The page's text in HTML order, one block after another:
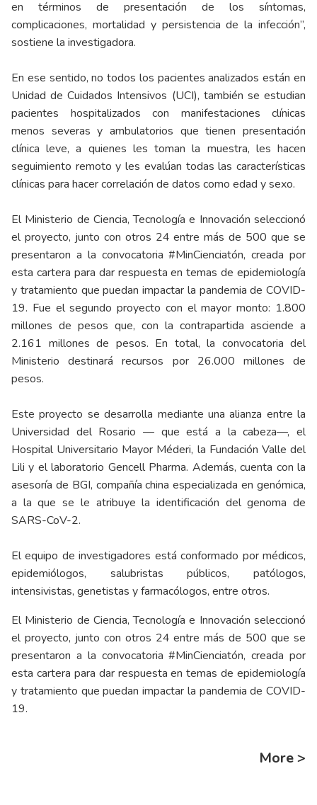
en términos de presentación de los síntomas,
complicaciones, mortalidad y persistencia de la infección”,
sostiene la investigadora.
En ese sentido, no todos los pacientes analizados están en
Unidad de Cuidados Intensivos (UCI), también se estudian
pacientes hospitalizados con manifestaciones clínicas
menos severas y ambulatorios que tienen presentación
clínica leve, a quienes les toman la muestra, les hacen
seguimiento remoto y les evalúan todas las características
clínicas para hacer correlación de datos como edad y sexo.
El Ministerio de Ciencia, Tecnología e Innovación seleccionó
el proyecto, junto con otros 24 entre más de 500 que se
presentaron a la convocatoria #MinCienciatón, creada por
esta cartera para dar respuesta en temas de epidemiología
y tratamiento que puedan impactar la pandemia de COVID-
19. Fue el segundo proyecto con el mayor monto: 1.800
millones de pesos que, con la contrapartida asciende a
2.161 millones de pesos. En total, la convocatoria del
Ministerio destinará recursos por 26.000 millones de
pesos.
Este proyecto se desarrolla mediante una alianza entre la
Universidad del Rosario — que está a la cabeza—, el
Hospital Universitario Mayor Méderi, la Fundación Valle del
Lili y el laboratorio Gencell Pharma. Además, cuenta con la
asesoría de BGI, compañía china especializada en genómica,
a la que se le atribuye la identificación del genoma de
SARS-CoV-2.
El equipo de investigadores está conformado por médicos,
epidemiólogos, salubristas públicos, patólogos,
intensivistas, genetistas y farmacólogos, entre otros.
El Ministerio de Ciencia, Tecnología e Innovación seleccionó
el proyecto, junto con otros 24 entre más de 500 que se
presentaron a la convocatoria #MinCienciatón, creada por
esta cartera para dar respuesta en temas de epidemiología
y tratamiento que puedan impactar la pandemia de COVID-
19.
More >